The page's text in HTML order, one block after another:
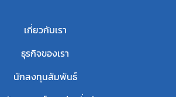
เกี่ยวกับเรา
ธุรกิจของเรา
นักลงทุนสัมพันธ์